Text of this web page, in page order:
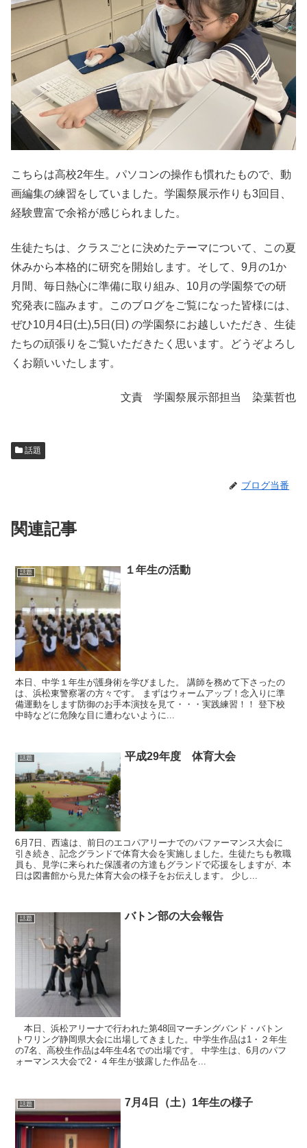
こちらは高校2年生。パソコンの操作も慣れたもので、動
画編集の練習をしていました。学園祭展示作りも3回目、
経験豊富で余裕が感じられました。
生徒たちは、クラスごとに決めたテーマについて、この夏
休みから本格的に研究を開始します。そして、9月の1か
月間、毎日熱心に準備に取り組み、10月の学園祭での研
究発表に臨みます。このブログをご覧になった皆様には、
ぜひ10月4日(土),5日(日) の学園祭にお越しいただき、生徒
たちの頑張りをご覧いただきたく思います。どうぞよろし
くお願いいたします。
文責 学園祭展示部担当 染葉哲也
話題
ブログ当番
関連記事
話題 １年生の活動
本日、中学１年生が護身術を学びました。 講師を務めて下さったの
は、浜松東警察署の方々です。 まずはウォームアップ！念入りに準
備運動をします防御のお手本演技を見て・・・実践練習！！ 登下校
中時などに危険な目に遭わないように...
話題 平成29年度 体育大会
6月7日、西遠は、前日のエコパアリーナでのパファーマンス大会に
引き続き、記念グランドで体育大会を実施しました。生徒たちも教職
員も、見学に来られた保護者の方達もグランドで応援をしますが、本
日は図書館から見た体育大会の様子をお伝えします。 少し...
話題 バトン部の大会報告
本日、浜松アリーナで行われた第48回マーチングバンド・バトン
トワリング静岡県大会に出場してきました。中学生作品は1・２年生
の7名、高校生作品は4年生4名での出場です。 中学生は、6月のパフ
ォーマンス大会で2・４年生が披露した作品を...
話題 7月4日（土）1年生の様子